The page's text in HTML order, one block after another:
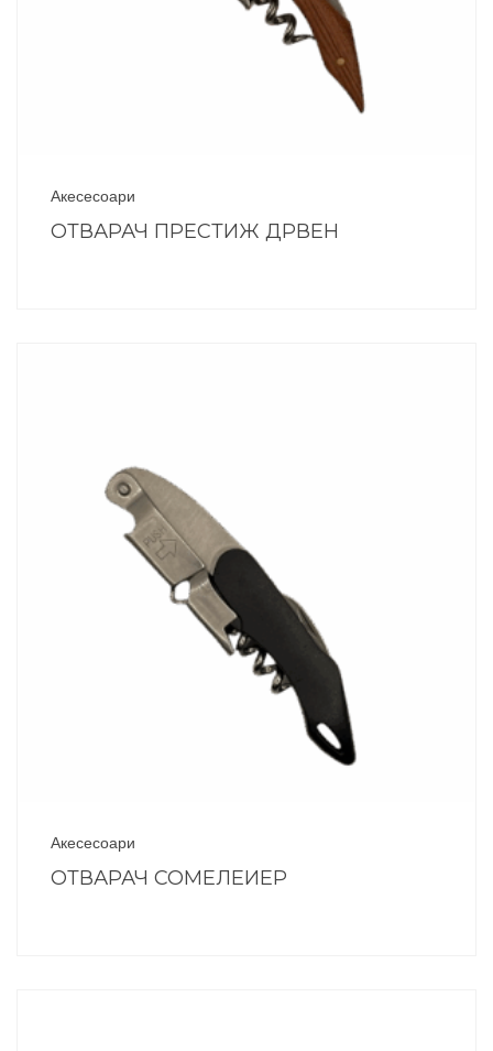
Акесесоари
ОТВАРАЧ ПРЕСТИЖ ДРВЕН
Акесесоари
ОТВАРАЧ СОМЕЛЕИЕР